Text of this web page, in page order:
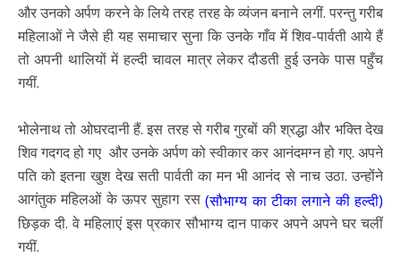
और उनको अर्पण करने के लिये तरह तरह के व्यंजन बनाने लगीं. परन्तु गरीब
महिलाओं ने जैसे ही यह समाचार सुना कि उनके गाँव में शिव-पार्वती आये हैं
तो अपनी थालियों में हल्दी चावल मात्र लेकर दौडती हुई उनके पास पहुँच
गयीं.
भोलेनाथ तो ओघरदानी हैं. इस तरह से गरीब गुरबों की श्रद्धा और भक्ति देख
शिव गदगद हो गए और उनके अर्पण को स्वीकार कर आनंदमग्न हो गए. अपने
पति को इतना खुश देख सती पार्वती का मन भी आनंद से नाच उठा. उन्होंने
आगंतुक महिलओं के ऊपर सुहाग रस(सौभाग्य का टीका लगाने की हल्दी)
छिड़क दी. वे महिलाएं इस प्रकार सौभाग्य दान पाकर अपने अपने घर चलीं
गयीं.